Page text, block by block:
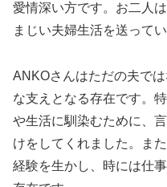
愛情深い方です。お二人
まじい夫婦生活を送ってい
ANKOさんはただの夫で
な支えとなる存在です。
や生活に馴染むために、
けをしてくれました。ま
経験を生かし、時には仕